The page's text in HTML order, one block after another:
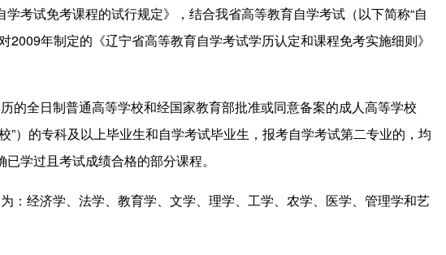
学考试免考课程的试行规定》，结合我省高等教育自学考试（以下简称“自
2009年制定的《辽宁省高等教育自学考试学历认定和课程免考实施细则》
的全日制普通高等学校和经国家教育部批准或同意备案的成人高等学校
”）的专科及以上毕业生和自学考试毕业生，报考自学考试第二专业的，均
学过且考试成绩合格的部分课程。
：经济学、法学、教育学、文学、理学、工学、农学、医学、管理学和艺